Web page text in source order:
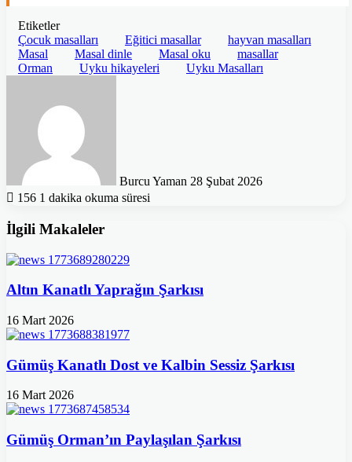
Etiketler
Çocuk masalları
Eğitici masallar
hayvan masalları
Masal
Masal dinle Masal oku
masallar
Orman
Uyku hikayeleri Uyku Masalları
Burcu Yaman 28 Şubat 2026
156 1 dakika okuma süresi
İlgili Makaleler
Altın Kanatlı Yaprağın Şarkısı
16 Mart 2026
Gümüş Kanatlı Dost ve Kalbin Sessiz Şarkısı
16 Mart 2026
Gümüş Orman’ın Paylaşılan Şarkısı